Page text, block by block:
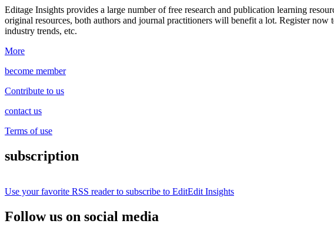
Editage Insights provides a large number of free research and publication learning
original resources, both authors and journal practitioners will benefit a lot. Register now
industry trends, etc.
More
become member
Contribute to us
contact us
Terms of use
subscription
Use your favorite RSS reader to subscribe to EditEdit Insights
Follow us on social media